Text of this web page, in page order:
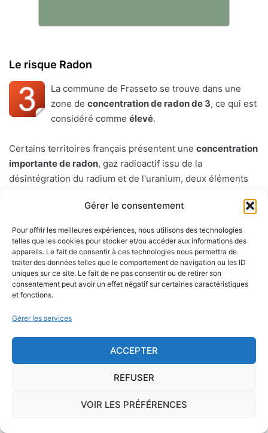
Gérer le consentement
Pour offrir les meilleures expériences, nous utilisons des technologies
telles que les cookies pour stocker et/ou accéder aux informations des
appareils. Le fait de consentir à ces technologies nous permettra de
traiter des données telles que le comportement de navigation ou les ID
uniques sur ce site. Le fait de ne pas consentir ou de retirer son
consentement peut avoir un effet négatif sur certaines caractéristiques
et fonctions.
Gérer les services
ACCEPTER
REFUSER
VOIR LES PRÉFÉRENCES
Le risque Radon
La commune de Frasseto se trouve dans une
zone de concentration de radon de 3, ce qui est
considéré comme élevé.
Certains territoires français présentent une concentration
importante de radon, gaz radioactif issu de la
désintégration du radium et de l'uranium, deux éléments
Radioprotection et de Sûreté Nucléaire), à la demande de
français en délimitant trois types de communes de
potentiel 1, 2 ou 3.
Sur le long terme, ce gaz peut favoriser l'apparition du
cancer du poumon.
concentration moindre, dans les matériaux de construction
et l'eau de distribution, le radon peut s'infiltrer à l'intérieur
d'une habitation par le passage des canalisations, les vides